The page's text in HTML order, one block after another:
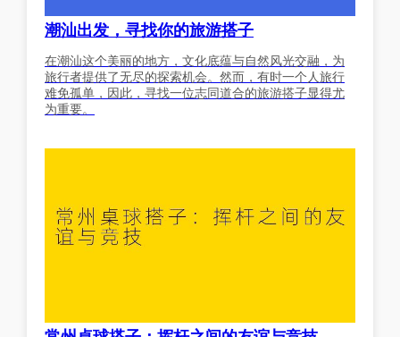
潮汕出发，寻找你的旅游搭子
在潮汕这个美丽的地方，文化底蕴与自然风光交融，为
旅行者提供了无尽的探索机会。然而，有时一个人旅行
难免孤单，因此，寻找一位志同道合的旅游搭子显得尤
为重要。